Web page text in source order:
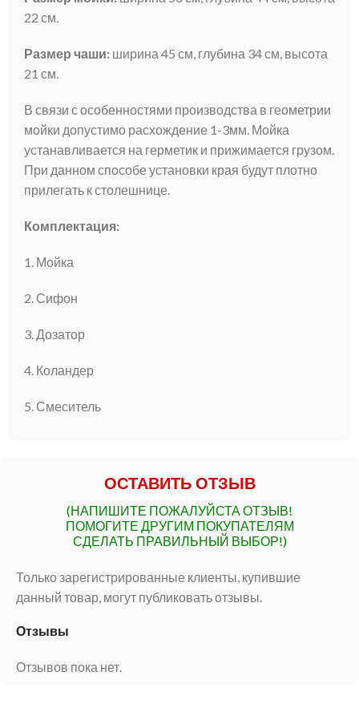
22 см.
Размер чаши: ширина 45 см, глубина 34 см, высота
21 см.
В связи с особенностями производства в геометрии
мойки допустимо расхождение 1-3мм. Мойка
устанавливается на герметик и прижимается грузом.
При данном способе установки края будут плотно
прилегать к столешнице.
Комплектация:
1. Мойка
2. Сифон
3. Дозатор
4. Коландер
5. Смеситель
ОСТАВИТЬ ОТЗЫВ
(НАПИШИТЕ ПОЖАЛУЙСТА ОТЗЫВ!
ПОМОГИТЕ ДРУГИМ ПОКУПАТЕЛЯМ
СДЕЛАТЬ ПРАВИЛЬНЫЙ ВЫБОР!)
Отзывы
Отзывов пока нет.
Только зарегистрированные клиенты, купившие
данный товар, могут публиковать отзывы.